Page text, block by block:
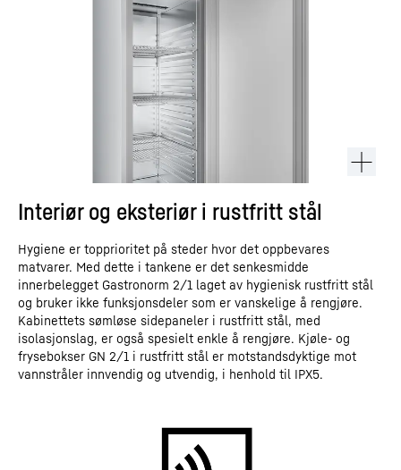
Interiør og eksteriør i rustfritt stål
Hygiene er topprioritet på steder hvor det oppbevares
matvarer. Med dette i tankene er det senkesmidde
innerbelegget Gastronorm 2/1 laget av hygienisk rustfritt stål
og bruker ikke funksjonsdeler som er vanskelige å rengjøre.
Kabinettets sømløse sidepaneler i rustfritt stål, med
isolasjonslag, er også spesielt enkle å rengjøre. Kjøle- og
frysebokser GN 2/1 i rustfritt stål er motstandsdyktige mot
vannstråler innvendig og utvendig, i henhold til IPX5.